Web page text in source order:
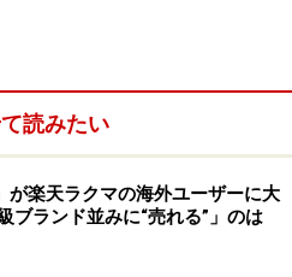
読みたい
が楽天ラクマの海外ユーザーに大
ブランド並みに“売れる”」のは